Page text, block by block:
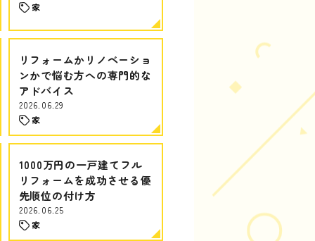
家
リフォームかリノベーショ
ンかで悩む方への専門的な
アドバイス
2026.06.29
家
1000万円の一戸建てフル
リフォームを成功させる優
先順位の付け方
2026.06.25
家